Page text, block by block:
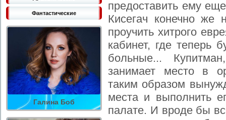
Фантастические
Галина Боб
предоставить ему
Кисегач конечно же
проучить хитрого
кабинет, где теперь
больные...
занимает место в
таким образом
места и выполнить
палате. И вроде бы